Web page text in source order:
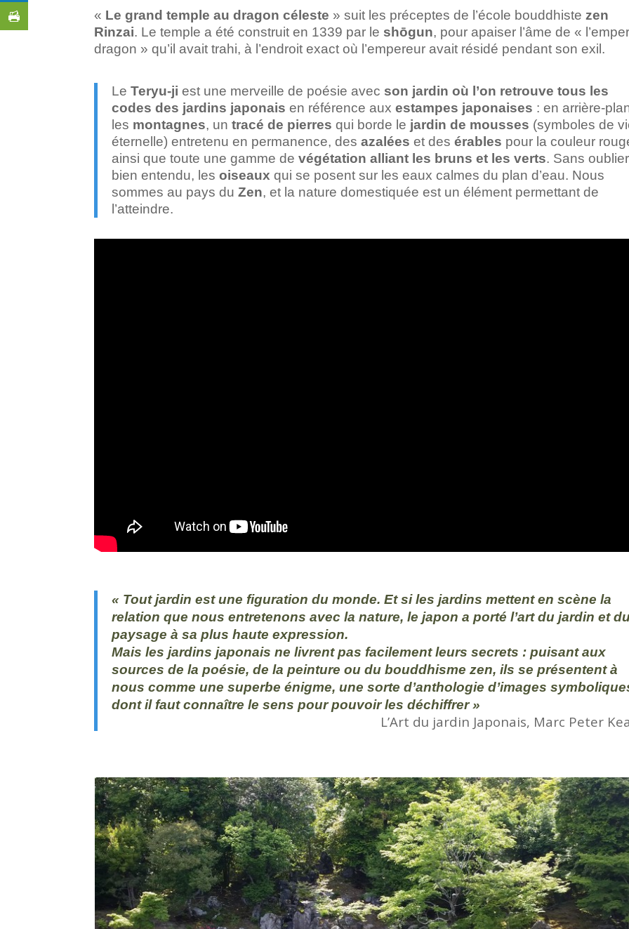
« Le grand temple au dragon céleste » suit les préceptes de l’école bouddhistezen
Rinzai. Le temple a été construit en 1339 par le shōgun, pour apaiser l’âme de «
dragon » qu’il avait trahi, à l’endroit exact où l’empereur avait résidé pendant son exil.
LeTeryu-ji est une merveille de poésie avec son jardin où l’on retrouve tous les
codes des jardins japonais en référence aux estampes japonaises : en arrière-
les montagnes, un tracé de pierres qui borde le jardin de mousses (symboles de
éternelle) entretenu en permanence, desazalées et desérables pour la couleur
ainsi que toute une gamme devégétation alliant les bruns et les verts. Sans oublier
bien entendu, lesoiseaux qui se posent sur les eaux calmes du plan d’eau. Nous
sommes au pays duZen, et la nature domestiquée est un élément permettant de
l’atteindre.
« Tout jardin est une figuration du monde. Et si les jardins mettent en scène la
relation que nous entretenons avec la nature, le japon a porté l’art du jardin et
paysage à sa plus haute expression.
Mais les jardins japonais ne livrent pas facilement leurs secrets : puisant aux
sources de la poésie, de la peinture ou du bouddhisme zen, ils se présentent à
nous comme une superbe énigme, une sorte d’anthologie d’images
dont il faut connaître le sens pour pouvoir les déchiffrer »
L’Art du jardin Japonais, Marc Peter